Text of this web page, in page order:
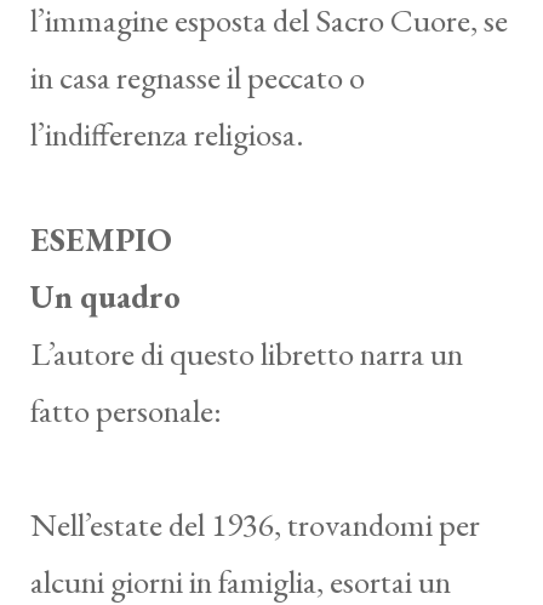
l’immagine esposta del Sacro Cuore, se
in casa regnasse il peccato o
l’indifferenza religiosa.
ESEMPIO
Un quadro
L’autore di questo libretto narra un
fatto personale:
Nell’estate del 1936, trovandomi per
alcuni giorni in famiglia, esortai un